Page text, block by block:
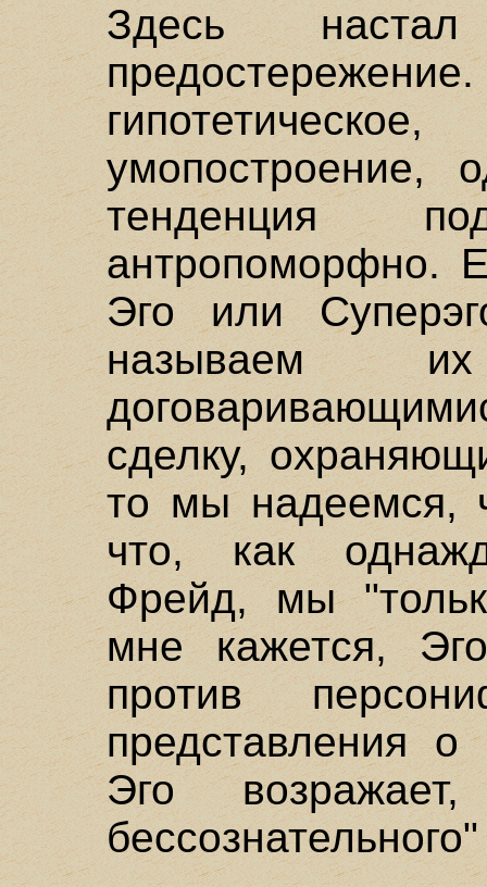
Здесь
умопостроение,
тенденция
антропоморфно.
Эго или
называем их
сделку,
то мы надеемся,
что, как
Фрейд, мы
мне кажется,
против
представления
Эго